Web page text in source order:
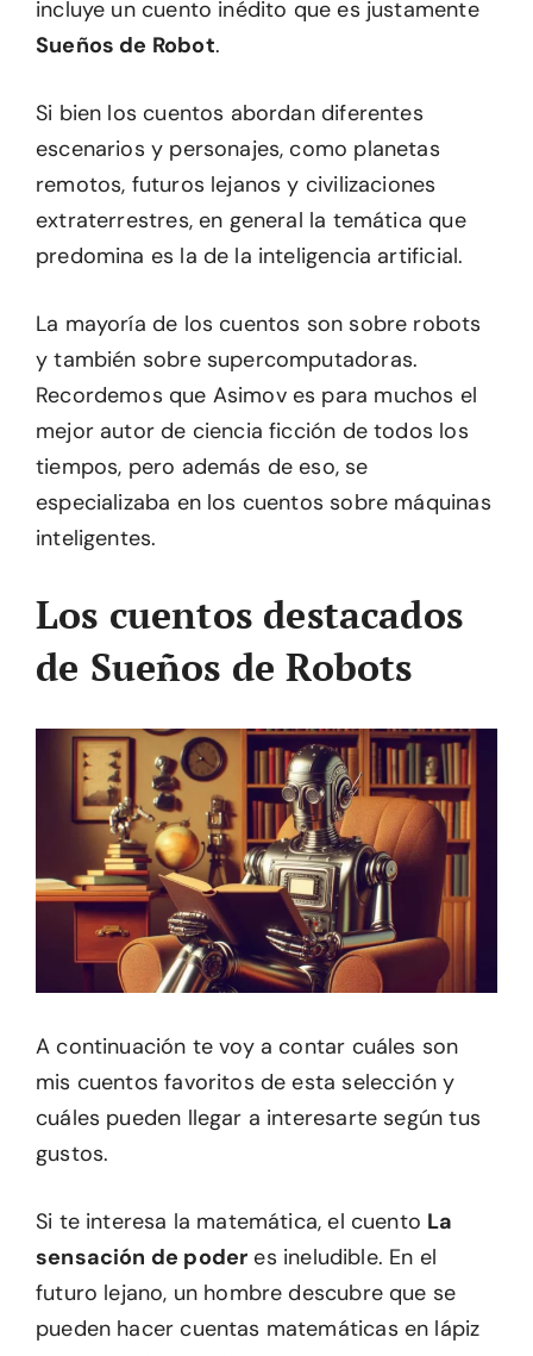
incluye un cuento inédito que es justamente
Sueños de Robot.
Si bien los cuentos abordan diferentes
escenarios y personajes, como planetas
remotos, futuros lejanos y civilizaciones
extraterrestres, en general la temática que
predomina es la de la inteligencia artificial.
La mayoría de los cuentos son sobre robots
y también sobre supercomputadoras.
Recordemos que Asimov es para muchos el
mejor autor de ciencia ficción de todos los
tiempos, pero además de eso, se
especializaba en los cuentos sobre máquinas
inteligentes.
Los cuentos destacados
de Sueños de Robots
A continuación te voy a contar cuáles son
mis cuentos favoritos de esta selección y
cuáles pueden llegar a interesarte según tus
gustos.
Si te interesa la matemática, el cuento La
sensación de poder es ineludible. En el
futuro lejano, un hombre descubre que se
pueden hacer cuentas matemáticas en lápiz